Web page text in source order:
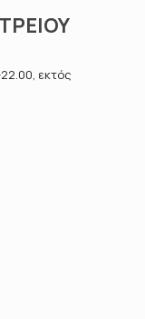
εκτός